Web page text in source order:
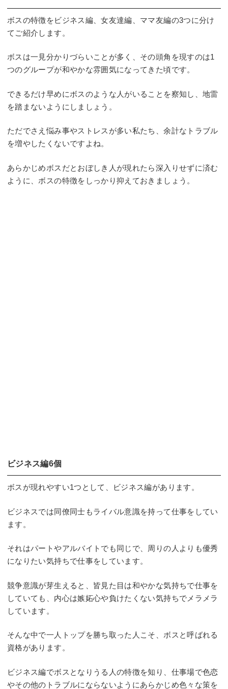
ボスの特徴をビジネス編、女友達編、ママ友編の3つに分け
てご紹介します。
ボスは一見分かりづらいことが多く、その頭角を現すのは1
つのグループが和やかな雰囲気になってきた頃です。
できるだけ早めにボスのような人がいることを察知し、地雷
を踏まないようにしましょう。
ただでさえ悩み事やストレスが多い私たち、余計なトラブル
を増やしたくないですよね。
あらかじめボスだとおぼしき人が現れたら深入りせずに済む
ように、ボスの特徴をしっかり抑えておきましょう。
ビジネス編6個
ボスが現れやすい1つとして、ビジネス編があります。
ビジネスでは同僚同士もライバル意識を持って仕事をしてい
ます。
それはパートやアルバイトでも同じで、周りの人よりも優秀
になりたい気持ちで仕事をしています。
競争意識が芽生えると、皆見た目は和やかな気持ちで仕事を
していても、内心は嫉妬心や負けたくない気持ちでメラメラ
しています。
そんな中で一人トップを勝ち取った人こそ、ボスと呼ばれる
資格があります。
ビジネス編でボスとなりうる人の特徴を知り、仕事場で色恋
やその他のトラブルにならないようにあらかじめ色々な策を